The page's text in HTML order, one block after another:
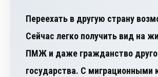
Переехать в другую страну
Сейчас легко получить вид на
ПМЖ и даже гражданство
государства. С миграционными